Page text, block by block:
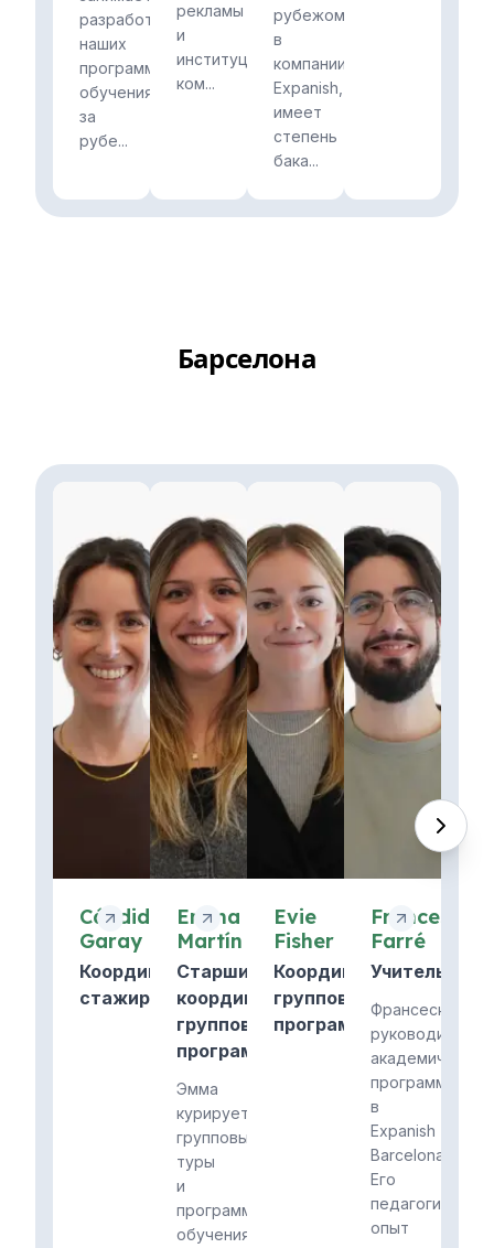
разработкой
наших
программ
обучения
за
рубе...
рекламы
и
институциональных
ком...
рубежом
в
компании
Expanish,
имеет
степень
бака...
Барселона
Cándida
Garay
Координатор
стажировок
Emma
Martín
Старший
координатор
групповой
программы
Эмма
курирует
групповые
туры
и
программы
обучения
Evie
Fisher
Координатор
групповых
программ
Francesc
Farré
Учитель
Франсеск
руководит
академической
программой
в
Expanish
Barcelona.
Его
педагогический
опыт